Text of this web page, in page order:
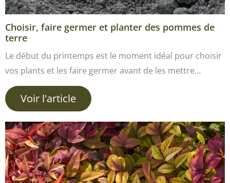
Choisir, faire germer et planter des pommes de
terre
Le début du printemps est le moment idéal pour choisir
vos plants et les faire germer avant de les mettre…
Voir l'article